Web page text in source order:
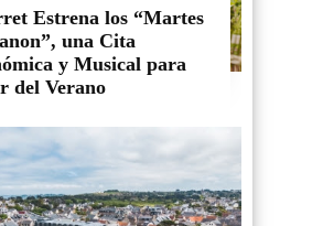
Estrena los “Martes
una Cita
y Musical para
del Verano